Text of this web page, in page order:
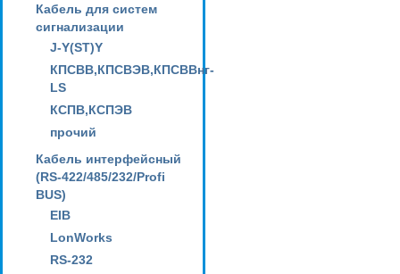
Кабель для систем
сигнализации
J-Y(ST)Y
КПСВВ,КПСВЭВ,КПСВВнг-
LS
КСПВ,КСПЭВ
прочий
Кабель интерфейсный
(RS-422/485/232/Profi
BUS)
EIB
LonWorks
RS-232